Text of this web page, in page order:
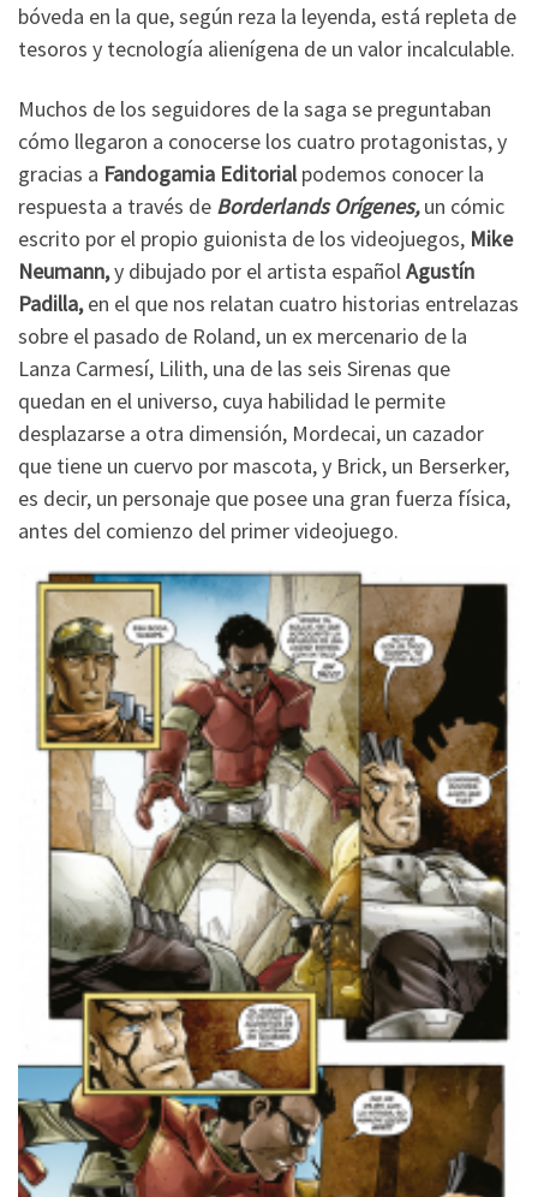
bóveda en la que, según reza la leyenda, está repleta de
tesoros y tecnología alienígena de un valor incalculable.
Muchos de los seguidores de la saga se preguntaban
cómo llegaron a conocerse los cuatro protagonistas, y
gracias a Fandogamia Editorial podemos conocer la
respuesta a través de Borderlands Orígenes,un cómic
escrito por el propio guionista de los videojuegos, Mike
Neumann,y dibujado por el artista español Agustín
Padilla,en el que nos relatan cuatro historias entrelazas
sobre el pasado de Roland, un ex mercenario de la
Lanza Carmesí, Lilith, una de las seis Sirenas que
quedan en el universo, cuya habilidad le permite
desplazarse a otra dimensión, Mordecai, un cazador
que tiene un cuervo por mascota, y Brick, un Berserker,
es decir, un personaje que posee una gran fuerza física,
antes del comienzo del primer videojuego.